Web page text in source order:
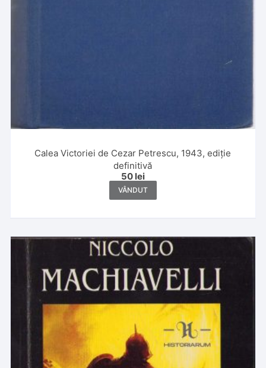
Calea Victoriei de Cezar Petrescu, 1943, ediție
definitivă
50 lei
VÂNDUT